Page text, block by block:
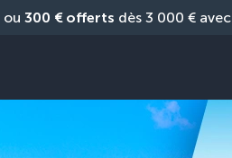
ou 300 € offerts dès 3 000 € avec